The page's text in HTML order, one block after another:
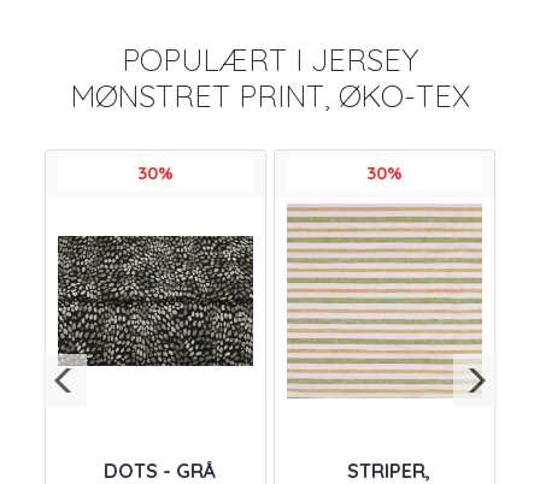
POPULÆRT I JERSEY
MØNSTRET PRINT, ØKO-TEX
30%
DOTS - GRÅ
30%
STRIPER,